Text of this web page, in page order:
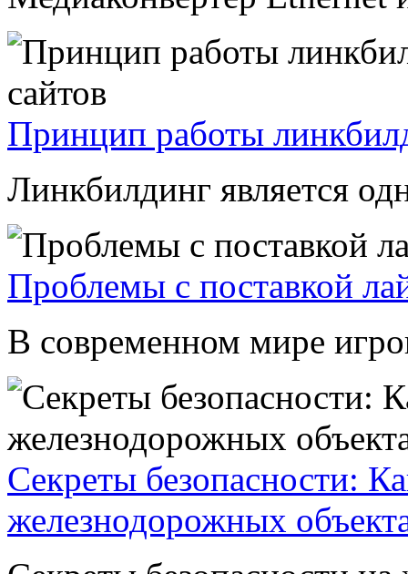
Принцип работы
Линкбилдинг является
Проблемы с поставкой
В современном мире
Секреты безопасности:
железнодорожных